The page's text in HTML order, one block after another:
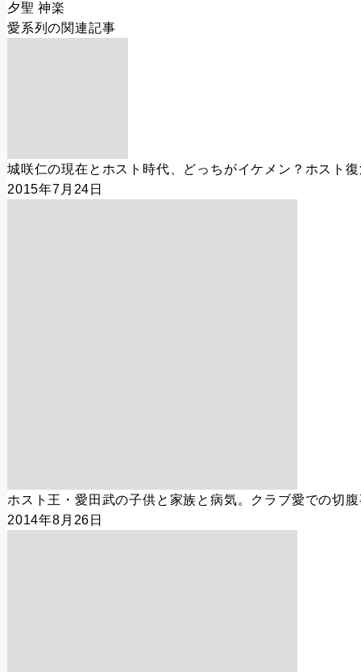
夕聖 神楽
愛系列の関連記事
城咲仁の現在とホスト時代、どっちがイケメン？ホスト
2015年7月24日
ホスト王・愛田武の子供と家族と病気。クラブ愛での切
2014年8月26日